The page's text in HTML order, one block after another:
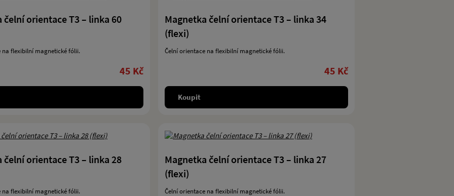
čelní orientace T3 – linka 60
na flexibilní magnetické fólii.
45 Kč
Magnetka čelní orientace T3 – linka 34
(flexi)
Čelní orientace na flexibilní magnetické fólii.
45 Kč
Koupit
čelní orientace T3 – linka 28
na flexibilní magnetické fólii.
Magnetka čelní orientace T3 – linka 27
(flexi)
Čelní orientace na flexibilní magnetické fólii.